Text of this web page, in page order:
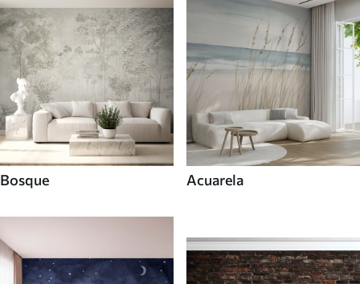
Bosque Acuarela